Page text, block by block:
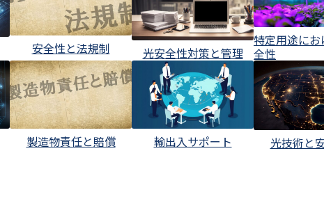
安全性と法規制 光安全性対策と管理
特定用途に
全性
製造物責任と賠償 輸出入サポート 光技術と